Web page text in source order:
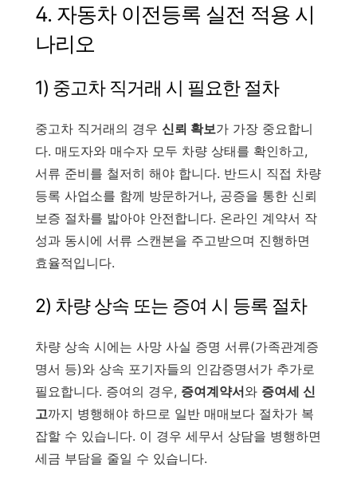
4. 자동차 이전등록 실전 적용 시
나리오
1) 중고차 직거래 시 필요한 절차
중고차 직거래의 경우 신뢰 확보가 가장 중요합니
다. 매도자와 매수자 모두 차량 상태를 확인하고,
서류 준비를 철저히 해야 합니다. 반드시 직접 차량
등록 사업소를 함께 방문하거나, 공증을 통한 신뢰
보증 절차를 밟아야 안전합니다. 온라인 계약서 작
성과 동시에 서류 스캔본을 주고받으며 진행하면
효율적입니다.
2) 차량 상속 또는 증여 시 등록 절차
차량 상속 시에는 사망 사실 증명 서류(가족관계증
명서 등)와 상속 포기자들의 인감증명서가 추가로
필요합니다. 증여의 경우, 증여계약서와 증여세 신
고까지 병행해야 하므로 일반 매매보다 절차가 복
잡할 수 있습니다. 이 경우 세무서 상담을 병행하면
세금 부담을 줄일 수 있습니다.